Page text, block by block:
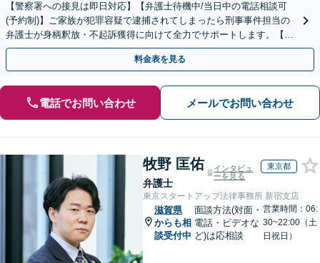
【警察署への接見は即日対応】【弁護士待機中/当日中の電話相談可
(予約制)】ご家族が犯罪容疑で逮捕されてしまったら刑事事件担当の
弁護士が身柄釈放・不起訴獲得に向けて全力でサポートします。【毎
月100名以上の相談実績】【全国対応】
料金表を見る
電話でお問い合わせ メールでお問い合わせ
牧野 匡佑
弁護士
インタビュ
ーを見る
東京都
東京スタートアップ法律事務所 新宿支店
滋賀県
からも相
談受付中
面談方法(対面・
電話・ビデオな
ど)は応相談
営業時間：06:
30~22:00（土
日祝日）